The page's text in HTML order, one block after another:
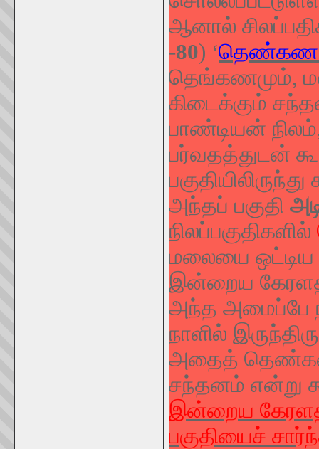
ஆனால்
-80) ‘தெண்கண
தெங்கணமும்,
கிடைக்கும்
பாண்டியன்
பர்வதத்துடன்
அந்தப் பகுதி
நிலப்பகுதிகளில்
மலையை ஒட்டிய
இன்றைய
அந்த அமைப்பே
நாளில்
அதைத்
சந்தனம் என்று
இன்றைய
பகுதியைச்